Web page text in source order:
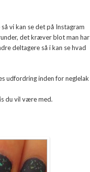
vi kan se det på Instagram
det kræver blot man har
deltagere så i kan se hvad
udfordring inden for neglelak
du vil være med.